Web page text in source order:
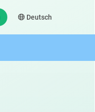
Deutsch